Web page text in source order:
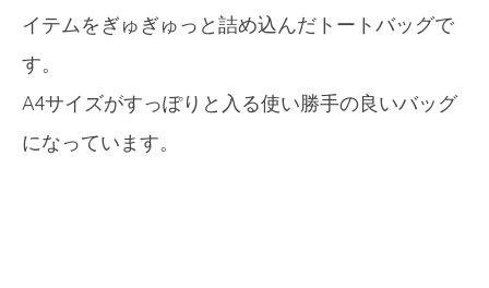
イテムをぎゅぎゅっと詰め込んだトートバッグで
す。
A4サイズがすっぽりと入る使い勝手の良いバッグ
になっています。